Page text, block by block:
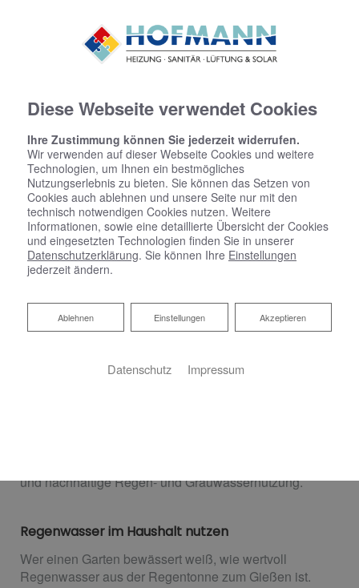
Regen- und Grauwassernutzung
und nachhaltige Regen- und Grauwassernutzung.
Regenwasser im Haushalt nutzen
Wer einen Garten bewässert weiß, wie wertvoll
Regenwasser aus der Regentonne zum Gießen ist.
Diese Webseite verwendet Cookies
Ihre Zustimmung können Sie jederzeit widerrufen.
Wir verwenden auf dieser Webseite Cookies und weitere
Technologien, um Ihnen ein bestmögliches
Nutzungserlebnis zu bieten. Sie können das Setzen von
Cookies auch ablehnen und unsere Seite nur mit den
technisch notwendigen Cookies nutzen. Weitere
Informationen, sowie eine detaillierte Übersicht der Cookies
und eingesetzten Technologien finden Sie in unserer
Datenschutzerklärung. Sie können Ihre Einstellungen
jederzeit ändern.
Akzeptieren
Einstellungen
Ablehnen
Ablehnen
Datenschutz Impressum